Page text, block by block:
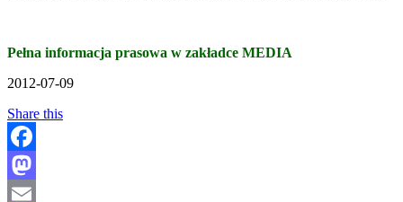
Pełna informacja prasowa w zakładce MEDIA
2012-07-09
Share this
Facebook
Mastodon